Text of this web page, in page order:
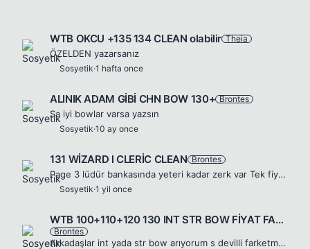
WTB OKCU +135 134 CLEAN olabilir Theia
ÖZELDEN yazarsanız
Sosyetik·1 hafta once
ALINIK ADAM GİBİ CHN BOW 130+ Brontes
Sa iyi bowlar varsa yazsın
Sosyetik·10 ay once
131 WİZARD l CLERİC CLEAN Brontes
Page 3 lüdür bankasında yeteri kadar zerk var Tek fiyat 2k tl dir.
Sosyetik·1 yil once
WTB 100+110+120 130 INT STR BOW FİYAT FARKETMEZ
Brontes
Arkadaşlar int yada str bow arıyorum s devilli farketmez yada devilsiz ÇİN